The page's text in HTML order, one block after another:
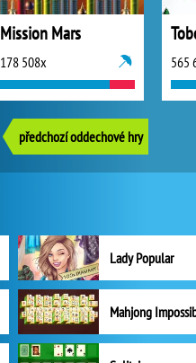
Mission Mars
178 508x 565
předchozí oddechové hry
Lady Popular
Mahjong